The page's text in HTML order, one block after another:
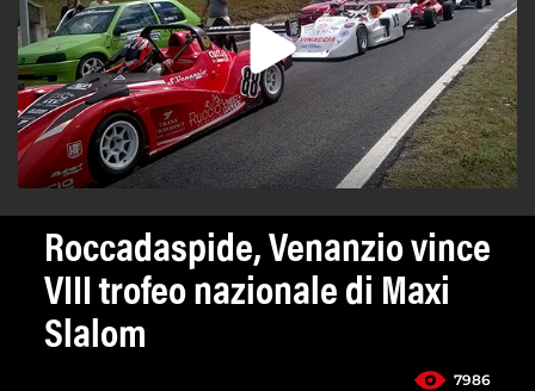
Roccadaspide, Venanzio vince
VIII trofeo nazionale di Maxi
Slalom
7986